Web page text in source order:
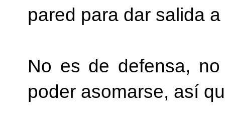
pared para dar salida
No es de defensa,
poder asomarse, así